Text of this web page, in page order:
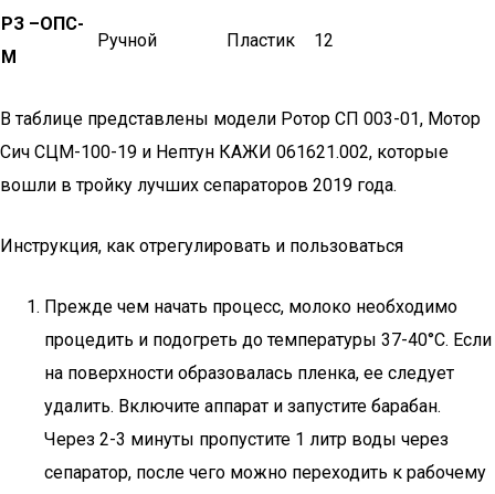
РЗ –ОПС-
М
Ручной Пластик 12
В таблице представлены модели Ротор СП 003-01, Мотор
Сич СЦМ-100-19 и Нептун КАЖИ 061621.002, которые
вошли в тройку лучших сепараторов 2019 года.
Инструкция, как отрегулировать и пользоваться
Прежде чем начать процесс, молоко необходимо
процедить и подогреть до температуры 37-40°C. Если
на поверхности образовалась пленка, ее следует
удалить. Включите аппарат и запустите барабан.
Через 2-3 минуты пропустите 1 литр воды через
сепаратор, после чего можно переходить к рабочему